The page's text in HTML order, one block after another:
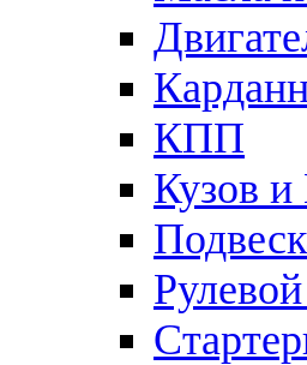
КПП
Кузов